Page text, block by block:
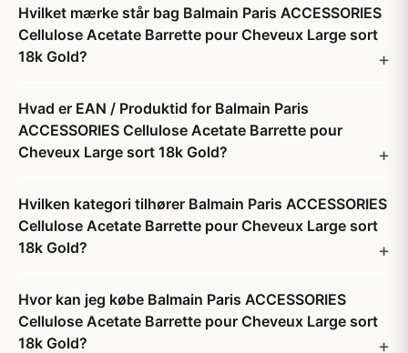
Hvilket mærke står bag Balmain Paris ACCESSORIES
Cellulose Acetate Barrette pour Cheveux Large sort
18k Gold?
Hvad er EAN / Produktid for Balmain Paris
ACCESSORIES Cellulose Acetate Barrette pour
Cheveux Large sort 18k Gold?
Hvilken kategori tilhører Balmain Paris ACCESSORIES
Cellulose Acetate Barrette pour Cheveux Large sort
18k Gold?
Hvor kan jeg købe Balmain Paris ACCESSORIES
Cellulose Acetate Barrette pour Cheveux Large sort
18k Gold?